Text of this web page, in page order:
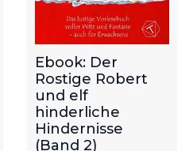
Ebook: Der
Rostige Robert
und elf
hinderliche
Hindernisse
(Band 2)